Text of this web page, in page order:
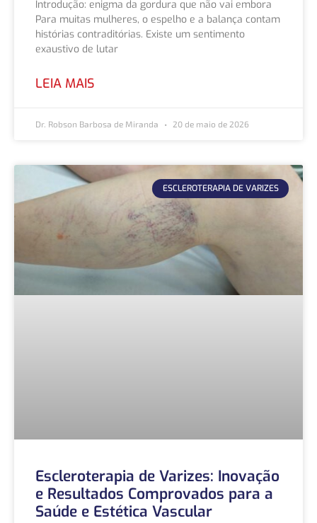
Introdução: enigma da gordura que não vai embora
Para muitas mulheres, o espelho e a balança contam
histórias contraditórias. Existe um sentimento
exaustivo de lutar
LEIA MAIS
Dr. Robson Barbosa de Miranda 20 de maio de 2026
ESCLEROTERAPIA DE VARIZES
Escleroterapia de Varizes: Inovação
e Resultados Comprovados para a
Saúde e Estética Vascular